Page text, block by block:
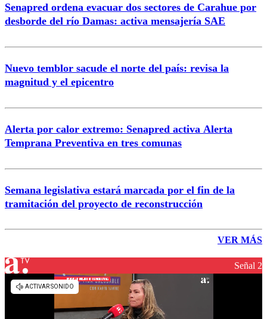
Senapred ordena evacuar dos sectores de Carahue por
desborde del río Damas: activa mensajería SAE
Nuevo temblor sacude el norte del país: revisa la
magnitud y el epicentro
Alerta por calor extremo: Senapred activa Alerta
Temprana Preventiva en tres comunas
Semana legislativa estará marcada por el fin de la
tramitación del proyecto de reconstrucción
VER MÁS
Señal 2